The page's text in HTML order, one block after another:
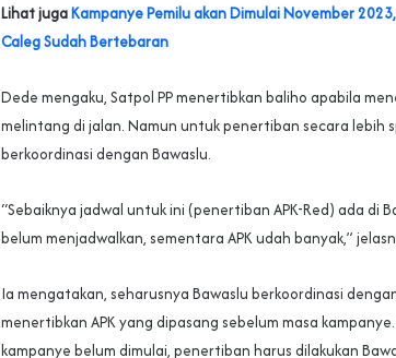
Lihat jugaKampanye Pemilu akan Dimulai November
Caleg Sudah Bertebaran
Dede mengaku, Satpol PP menertibkan baliho apabila
melintang di jalan. Namun untuk penertiban secara lebih
berkoordinasi dengan Bawaslu.
“Sebaiknya jadwal untuk ini (penertiban APK-Red) ada di
belum menjadwalkan, sementara APK udah banyak,”
Ia mengatakan, seharusnya Bawaslu berkoordinasi
menertibkan APK yang dipasang sebelum masa
kampanye belum dimulai, penertiban harus dilakukan